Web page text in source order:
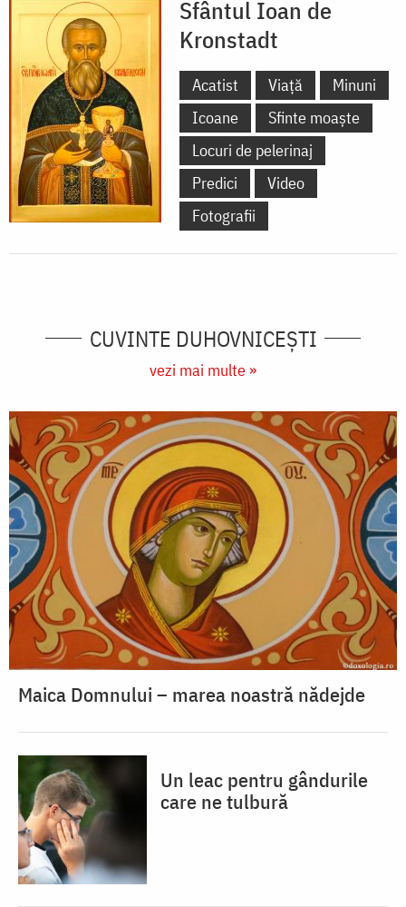
Sfântul Ioan de
Kronstadt
Acatist Viață
Minuni
Icoane
Sfinte moaște
Locuri de pelerinaj
Predici
Video
Fotografii
CUVINTE DUHOVNICEȘTI
vezi mai multe »
Maica Domnului – marea noastră nădejde
Un leac pentru gândurile
care ne tulbură